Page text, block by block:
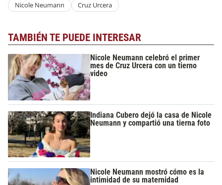
Nicole Neumann Cruz Urcera
TAMBIÉN TE PUEDE INTERESAR
Nicole Neumann celebró el primer
mes de Cruz Urcera con un tierno
video
Indiana Cubero dejó la casa de Nicole
Neumann y compartió una tierna foto
Nicole Neumann mostró cómo es la
intimidad de su maternidad